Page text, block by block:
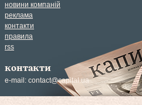
новини компаній
реклама
контакти
правила
rss
контакти
e-mail: contact@capital.ua